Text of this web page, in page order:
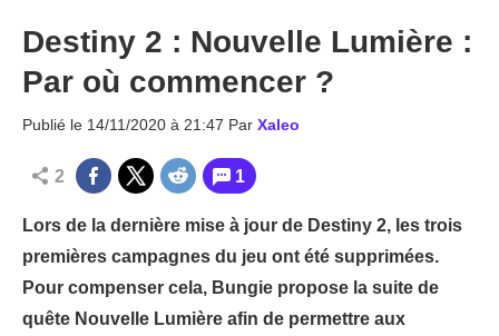
MGG
Destiny 2 : Nouvelle Lumière :
Par où commencer ?
Publié le 14/11/2020 à 21:47 Par Xaleo
2 1
Lors de la dernière mise à jour de Destiny 2, les trois
premières campagnes du jeu ont été supprimées.
Pour compenser cela, Bungie propose la suite de
quête Nouvelle Lumière afin de permettre aux